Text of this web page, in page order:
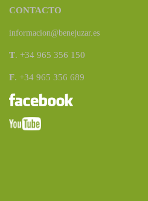
CONTACTO
informacion@benejuzar.es
T. +34 965 356 150
F. +34 965 356 689